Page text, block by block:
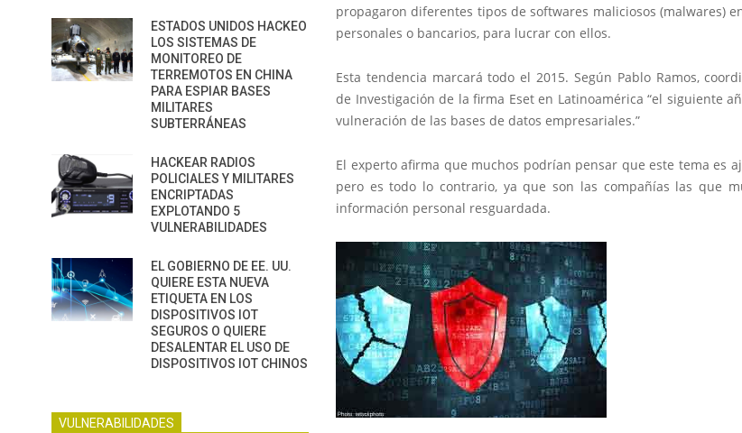
propagaron diferentes tipos de softwares maliciosos (malwares)
personales o bancarios, para lucrar con ellos.
Esta tendencia marcará todo el 2015. Según Pablo Ramos,
de Investigación de la firma Eset en Latinoamérica “el siguiente
vulneración de las bases de datos empresariales.”
El experto afirma que muchos podrían pensar que este tema es
pero es todo lo contrario, ya que son las compañías las que
información personal resguardada.
ESTADOS UNIDOS HACKEO
LOS SISTEMAS DE
MONITOREO DE
TERREMOTOS EN CHINA
PARA ESPIAR BASES
MILITARES
SUBTERRÁNEAS
HACKEAR RADIOS
POLICIALES Y MILITARES
ENCRIPTADAS
EXPLOTANDO 5
VULNERABILIDADES
EL GOBIERNO DE EE. UU.
QUIERE ESTA NUEVA
ETIQUETA EN LOS
DISPOSITIVOS IOT
SEGUROS O QUIERE
DESALENTAR EL USO DE
DISPOSITIVOS IOT CHINOS
VULNERABILIDADES